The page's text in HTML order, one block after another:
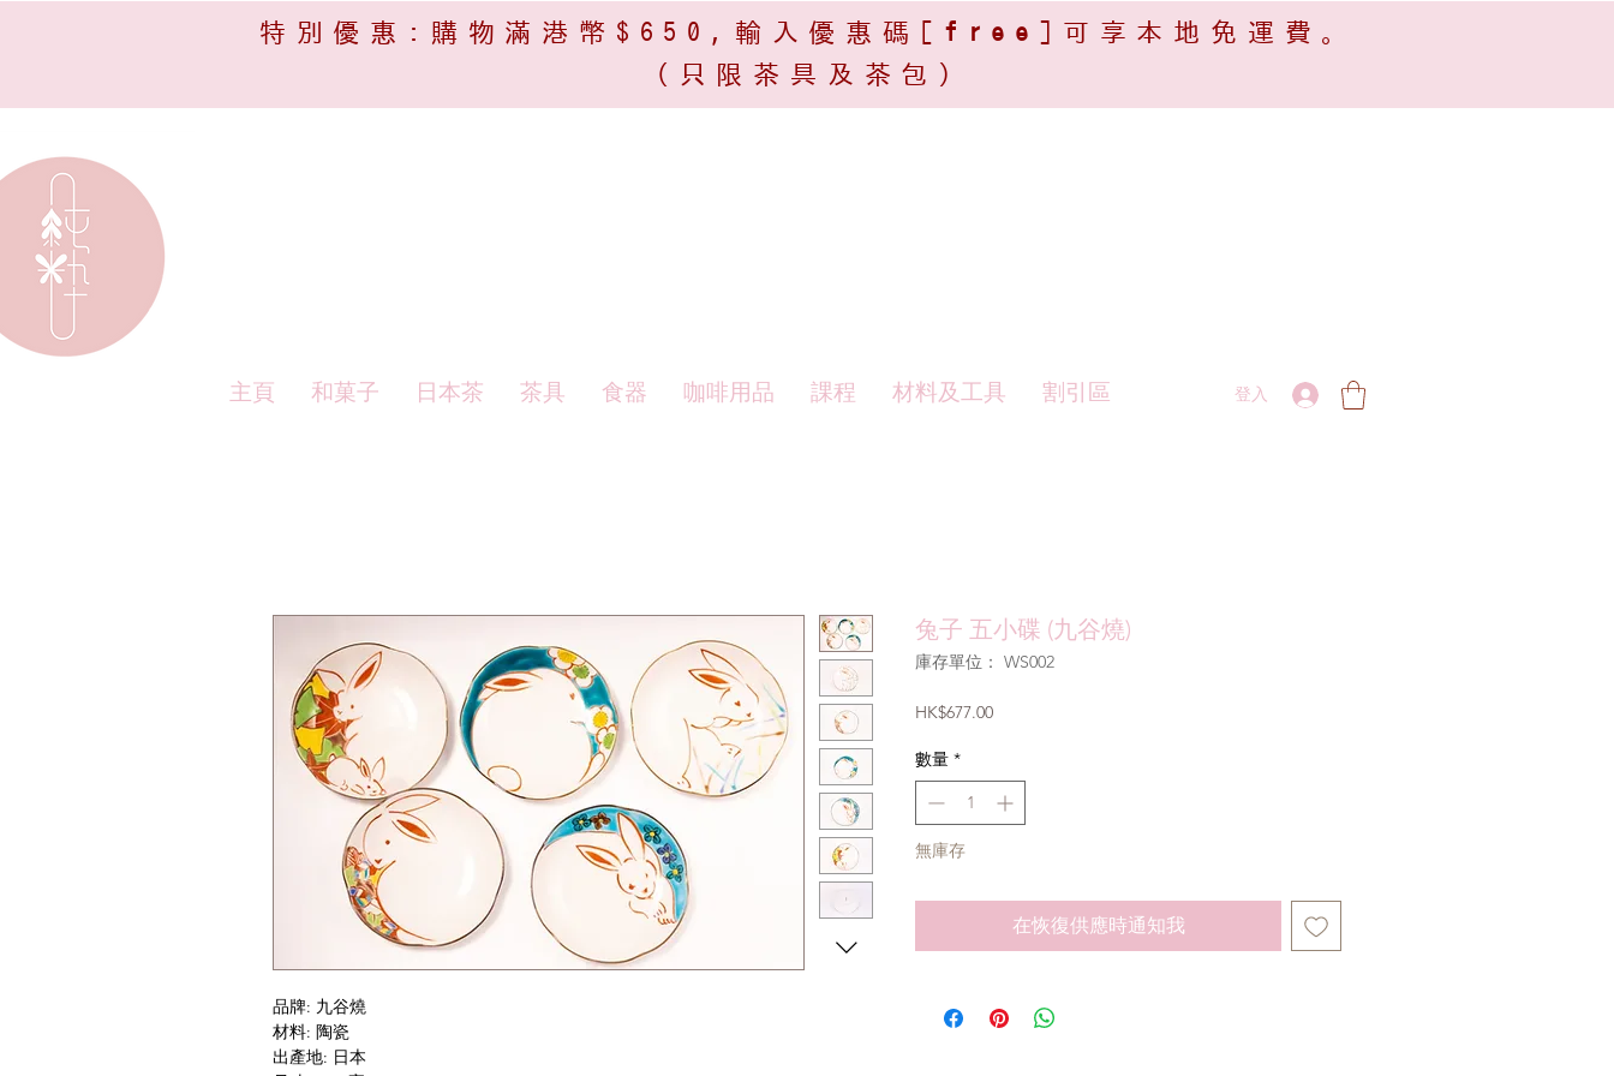
特別優惠:購物滿港幣$650,輸入優惠碼[ free
]可享本地免運費。
(只限茶具及茶包)​
主頁 和菓子 日本茶 茶具 食器 咖啡用品 課程 材料及工具 割引區 登入
品牌: 九谷燒
材料: 陶瓷
出產地: 日本
兔子 五小碟 (九谷燒)
庫存單位： WS002
HK$677.00價
數量 *
無庫存
在恢復供應時通知我